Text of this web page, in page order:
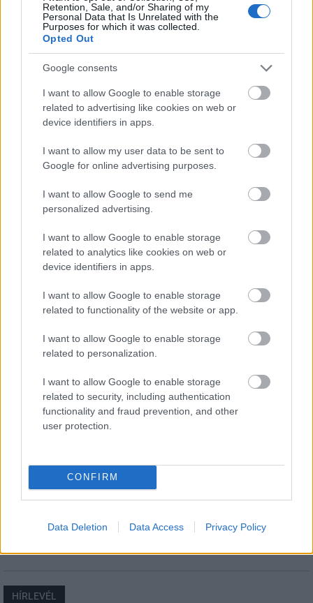
Retention, Sale, and/or Sharing of my
Personal Data that Is Unrelated with the
Purposes for which it was collected.
Opted Out
Google consents
I want to allow Google to enable storage
related to advertising like cookies on web or
device identifiers in apps.
I want to allow my user data to be sent to
Google for online advertising purposes.
I want to allow Google to send me
personalized advertising.
I want to allow Google to enable storage
related to analytics like cookies on web or
device identifiers in apps.
I want to allow Google to enable storage
related to functionality of the website or app.
I want to allow Google to enable storage
related to personalization.
I want to allow Google to enable storage
related to security, including authentication
functionality and fraud prevention, and other
user protection.
CONFIRM
Data Deletion Data Access Privacy Policy
paksi atomerőmű Paks II Paks II. Atomerőmű Zrt.
Paks II.: Mit jelent az 5. blokk új mérföldköve a
Megkezdődött az 5. blokk reaktorépületének alaplemez-
hogy a megváltozott gazdasági és geopolitikai környezetben
milyen feltételek mellett érdemes továbbvinni Magyarország
Elkészült a Liszt Ferenc repülőtér
közelében lévő logisztikai bázis út- és
Látlelet a hazai víziközművekről?
Egyetlen, fél évszázados vezetéken
múlt Bicske vízellátása
Épített öröksége megújításával is készül
Mohács a csata ötszázadik
A tengerfenék alatt négy óriáskábellel
kötik össze Spanyolország és
hálózatát
HÍRLEVÉL